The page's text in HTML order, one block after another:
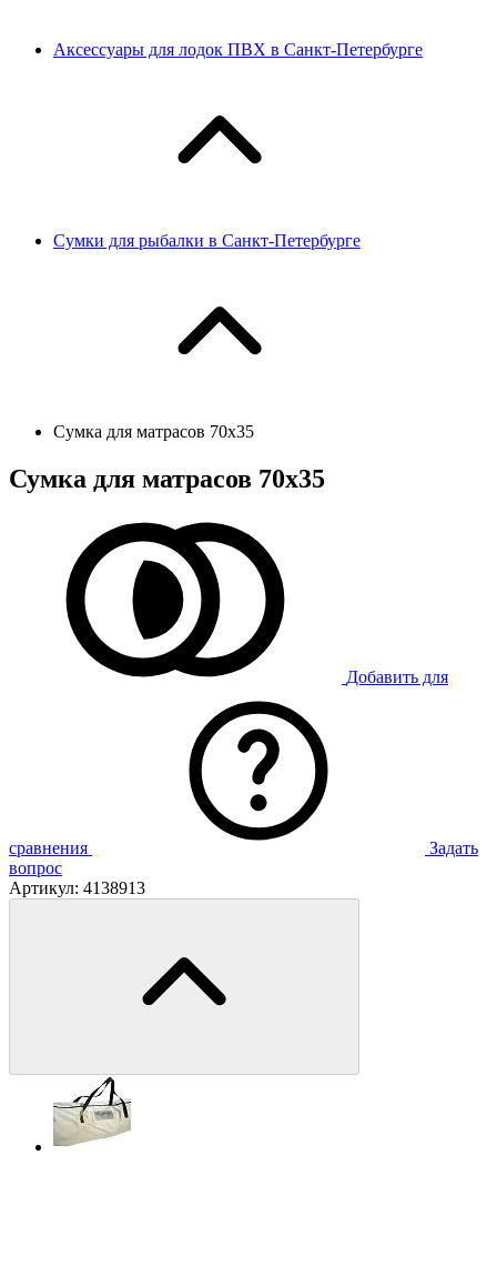
Аксессуары для лодок ПВХ в Санкт-Петербурге
Сумки для рыбалки в Санкт-Петербурге
Сумка для матрасов 70х35
Сумка для матрасов 70х35
Добавить для
сравнения
Задать
вопрос
Артикул: 4138913